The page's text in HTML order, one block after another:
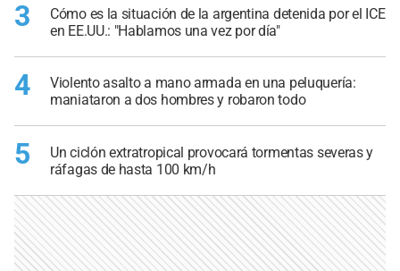
3
Cómo es la situación de la argentina detenida por el ICE
en EE.UU.: "Hablamos una vez por día"
4
Violento asalto a mano armada en una peluquería:
maniataron a dos hombres y robaron todo
5
Un ciclón extratropical provocará tormentas severas y
ráfagas de hasta 100 km/h